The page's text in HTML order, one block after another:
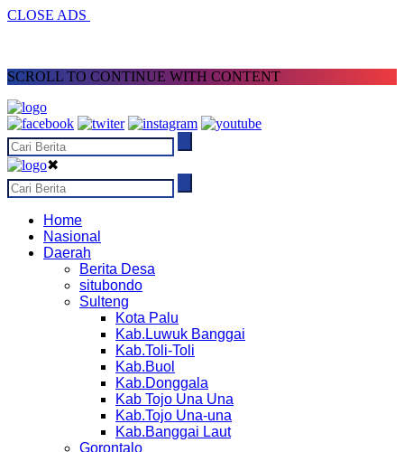
CLOSE ADS
SCROLL TO CONTINUE WITH CONTENT
✖
Home
Nasional
Daerah
Berita Desa
situbondo
Sulteng
Kota Palu
Kab.Luwuk Banggai
Kab.Toli-Toli
Kab.Buol
Kab.Donggala
Kab Tojo Una Una
Kab.Tojo Una-una
Kab.Banggai Laut
Gorontalo